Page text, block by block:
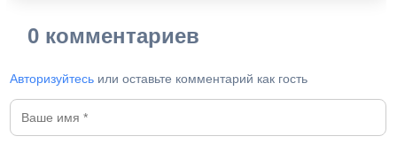
0 комментариев
Авторизуйтесь или оставьте комментарий как гость